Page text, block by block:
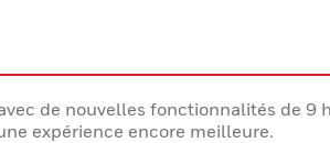
de nouvelles fonctionnalités de
expérience encore meilleure.